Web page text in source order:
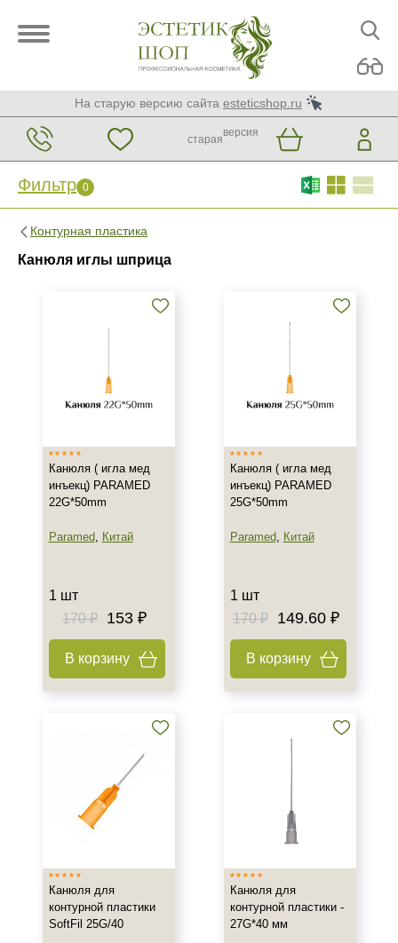
На старую версию сайта esteticshop.ru
старая
версия
Фильтр 0
Контурная пластика
Канюля иглы шприца
Фильтр 0
Франция
Тип товара
Игла
Канюля ( игла мед
инъекц) PARAMED
22G*50mm
Paramed, Китай
1 шт
170 ₽
153 ₽
В корзину
Канюля ( игла мед
инъекц) PARAMED
25G*50mm
Paramed, Китай
1 шт
170 ₽
149.60 ₽
В корзину
Канюля для
контурной пластики
SoftFil 25G/40
Канюля для
контурной пластики -
27G*40 мм